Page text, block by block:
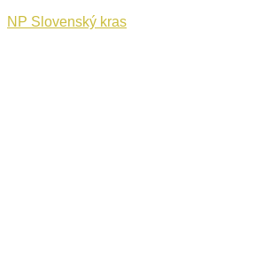
NP Slovenský kras